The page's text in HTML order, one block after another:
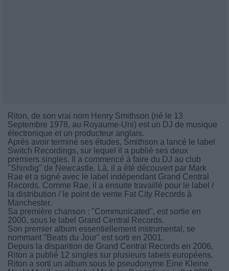
Riton, de son vrai nom Henry Smithson (né le 13
Septembre 1978, au Royaume-Uni) est un DJ de musique
électronique et un producteur anglais.
Après avoir terminé ses études, Smithson a lancé le label
Switch Recordings, sur lequel il a publié ses deux
premiers singles. Il a commencé à faire du DJ au club
"Shindig" de Newcastle. Là, il a été découvert par Mark
Rae et a signé avec le label indépendant Grand Central
Records. Comme Rae, il a ensuite travaillé pour le label /
la distribution / le point de vente Fat City Records à
Manchester.
Sa première chanson : "Communicated", est sortie en
2000, sous le label Grand Central Records.
Son premier album essentiellement instrumental, se
nommant "Beats du Jour" est sorti en 2001.
Depuis la disparition de Grand Central Records en 2006,
Riton a publié 12 singles sur plusieurs labels européens.
Riton a sorti un album sous le pseudonyme Eine Kleine